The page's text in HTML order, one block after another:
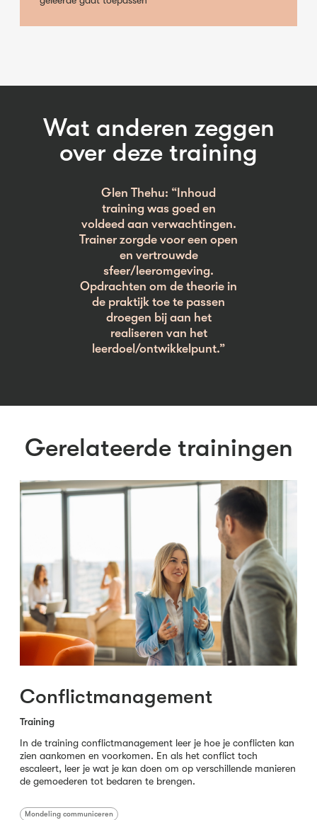
Wat anderen zeggen
over deze training
Glen Thehu: “Inhoud
training was goed en
voldeed aan verwachtingen.
Trainer zorgde voor een open
en vertrouwde
sfeer/leeromgeving.
Opdrachten om de theorie in
de praktijk toe te passen
droegen bij aan het
realiseren van het
leerdoel/ontwikkelpunt.”
Gerelateerde trainingen
Conflictmanagement
Training
In de training conflictmanagement leer je hoe je conflicten kan
zien aankomen en voorkomen. En als het conflict toch
escaleert, leer je wat je kan doen om op verschillende manieren
de gemoederen tot bedaren te brengen.
Mondeling communiceren